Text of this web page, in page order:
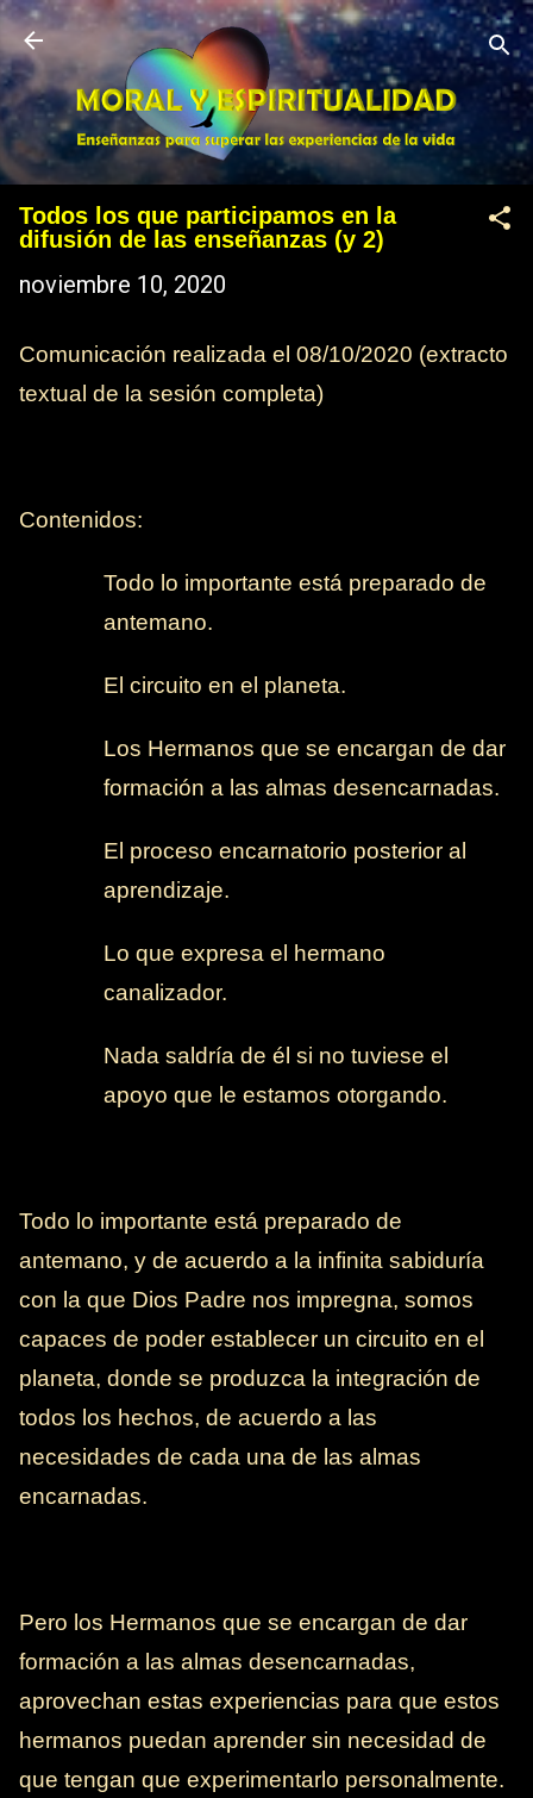
Ir al contenido principal
Todos los que participamos en la
difusión de las enseñanzas (y 2)
noviembre 10, 2020
Comunicación realizada el 08/10/2020 (extracto
textual de la sesión completa)
Contenidos:
Todo lo importante está preparado de
antemano.
El circuito en el planeta.
Los Hermanos que se encargan de dar
formación a las almas desencarnadas.
El proceso encarnatorio posterior al
aprendizaje.
Lo que expresa el hermano
canalizador.
Nada saldría de él si no tuviese el
apoyo que le estamos otorgando.
Todo lo importante está preparado de
antemano, y de acuerdo a la infinita sabiduría
con la que Dios Padre nos impregna, somos
capaces de poder establecer un circuito en el
planeta, donde se produzca la integración de
todos los hechos, de acuerdo a las
necesidades de cada una de las almas
encarnadas.
Pero los Hermanos que se encargan de dar
formación a las almas desencarnadas,
aprovechan estas experiencias para que estos
hermanos puedan aprender sin necesidad de
que tengan que experimentarlo personalmente.